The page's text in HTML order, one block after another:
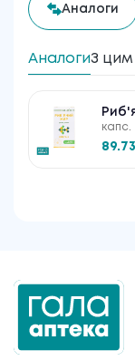
Аналоги
АналогиЗ
капс.